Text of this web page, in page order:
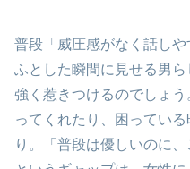
普段「威圧感がなく話しや
ふとした瞬間に見せる男
強く惹きつけるのでしょ
ってくれたり、困ってい
り。「普段は優しいのに